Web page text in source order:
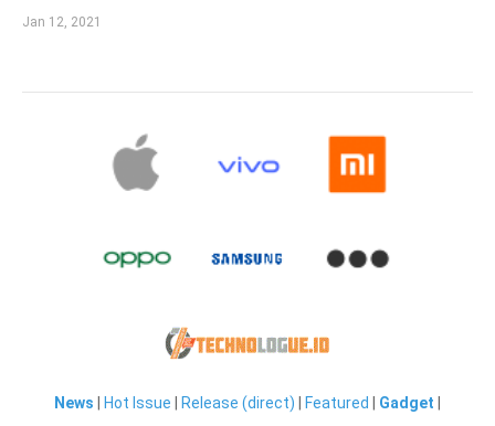
Jan 12, 2021
News Hot Issue Release (direct) Featured Gadget